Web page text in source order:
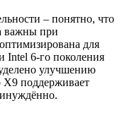
– понятно, что
важны при
для
Intel 6-го поколения
улучшению
поддерживает